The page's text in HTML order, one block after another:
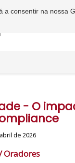
- O
de 2026
Oradores
consentir na nossa